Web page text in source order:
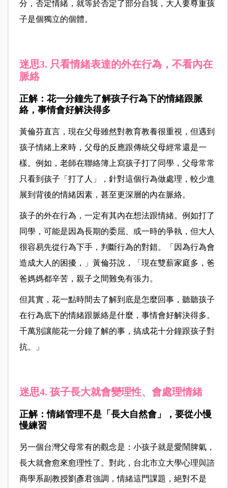
分，否定情緒，就等於否定了部分自我，大人要尊重孩
子是個獨立的個體。
迷思3. 只看情緒表達的外在行為，不看內在
脈絡
正解：花一分鐘先了解孩子行為下的情緒跟脈
絡，事情會好解決得多
黃倫芬直言，現在父母雖然對教育教養很重視，但遇到
孩子情緒上來時，父母的反應跟傳統父母經常還是一
樣。例如，老師在聯絡簿上寫孩子打了同學，父母常常
只看到孩子「打了人」，針對這個行為做處理，較少進
展到背後的情緒因素，甚至更深層的內在脈絡。
孩子的外在行為，一定有其內在想法跟情緒。例如打了
同學，可能是因為長期的委屈、或一時的爭執，但大人
很容易先從行為下手，判斷行為的對錯。「因為行為會
造成大人的困擾，」黃倫芬說，「現在雙薪家庭多，爸
爸媽媽都辛苦，親子之間難免有張力。
但其實，花一點時間去了解到底是怎麼回事，聽聽孩子
在行為底下的情緒跟脈絡是什麼，事情會好解決得多。
千萬別讓能花一分鐘了解的事，搞成花十分鐘跟孩子對
抗。」
迷思4. 孩子長大就會變理性、會處理情緒
正解：情緒管理不是「長大自然會」，要從小慢
慢練習
另一個台灣父母常有的觀念是：小孩子就是愛鬧脾氣，
長大就會愈來愈理性了。對此，台北市立大學心理與諮
商學系副教授劉彥君強調，情緒這門課題，絕對不是